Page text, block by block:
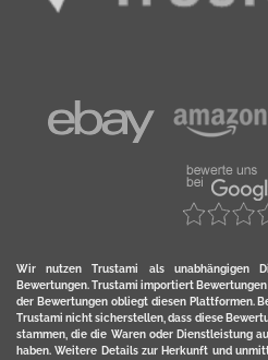
Wir nutzen Trustami als unabhängigen
Bewertungen. Trustami importiert
der Bewertungen obliegt diesen Plattformen.
Trustami nicht sicherstellen, dass diese
stammen, die die Waren oder Dienstleistung
haben. Weitere Details zur Herkunft und